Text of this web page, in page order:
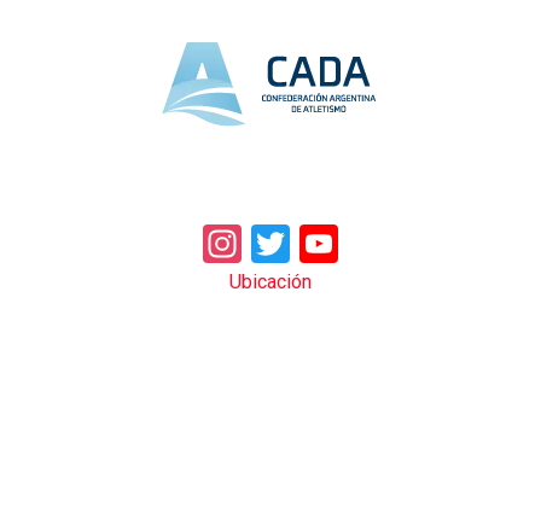
Instagram
Twitter
Ubicación